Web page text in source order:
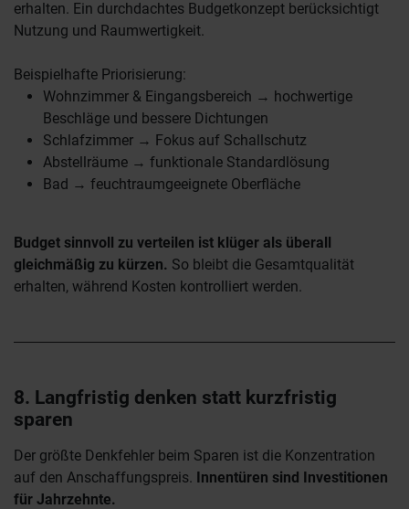
erhalten. Ein durchdachtes Budgetkonzept berücksichtigt
Nutzung und Raumwertigkeit.
Beispielhafte Priorisierung:
Wohnzimmer & Eingangsbereich → hochwertige
Beschläge und bessere Dichtungen
Schlafzimmer → Fokus auf Schallschutz
Abstellräume → funktionale Standardlösung
Bad → feuchtraumgeeignete Oberfläche
Budget sinnvoll zu verteilen ist klüger als überall
gleichmäßig zu kürzen. So bleibt die Gesamtqualität
erhalten, während Kosten kontrolliert werden.
8. Langfristig denken statt kurzfristig
sparen
Der größte Denkfehler beim Sparen ist die Konzentration
auf den Anschaffungspreis. Innentüren sind Investitionen
für Jahrzehnte.